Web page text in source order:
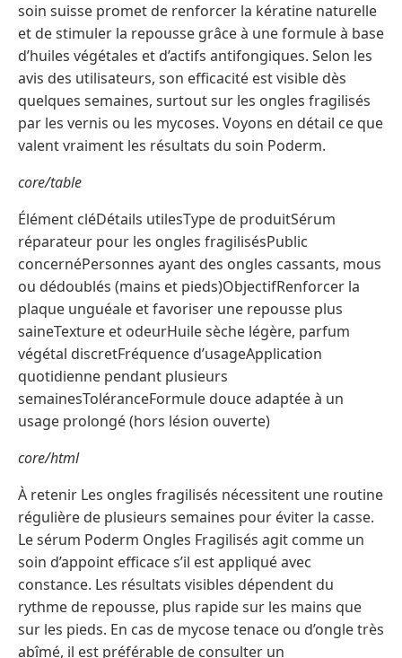
soin suisse promet de renforcer la kératine naturelle
et de stimuler la repousse grâce à une formule à base
d’huiles végétales et d’actifs antifongiques. Selon les
avis des utilisateurs, son efficacité est visible dès
quelques semaines, surtout sur les ongles fragilisés
par les vernis ou les mycoses. Voyons en détail ce que
valent vraiment les résultats du soin Poderm.
core/table
Élément cléDétails utilesType de produitSérum
réparateur pour les ongles fragilisésPublic
concernéPersonnes ayant des ongles cassants, mous
ou dédoublés (mains et pieds)ObjectifRenforcer la
plaque unguéale et favoriser une repousse plus
saineTexture et odeurHuile sèche légère, parfum
végétal discretFréquence d’usageApplication
quotidienne pendant plusieurs
semainesToléranceFormule douce adaptée à un
usage prolongé (hors lésion ouverte)
core/html
À retenir Les ongles fragilisés nécessitent une routine
régulière de plusieurs semaines pour éviter la casse.
Le sérum Poderm Ongles Fragilisés agit comme un
soin d’appoint efficace s’il est appliqué avec
constance. Les résultats visibles dépendent du
rythme de repousse, plus rapide sur les mains que
sur les pieds. En cas de mycose tenace ou d’ongle très
abîmé, il est préférable de consulter un